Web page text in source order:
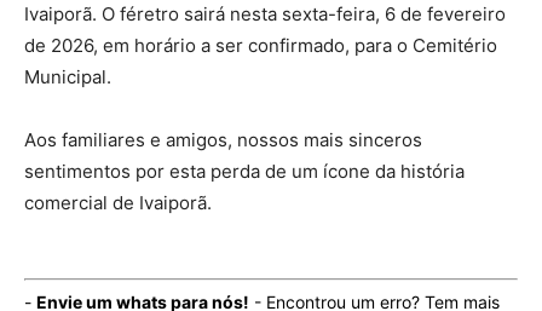
Ivaiporã. O féretro sairá nesta sexta-feira, 6 de fevereiro
de 2026, em horário a ser confirmado, para o Cemitério
Municipal.
Aos familiares e amigos, nossos mais sinceros
sentimentos por esta perda de um ícone da história
comercial de Ivaiporã.
- Envie um whats para nós! - Encontrou um erro? Tem mais